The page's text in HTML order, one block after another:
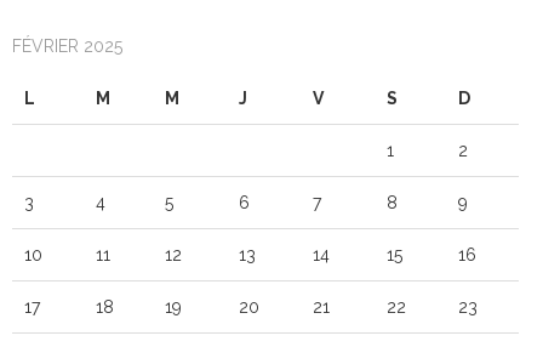
FÉVRIER 2025
L M M J V S D
1 2
3 4 5 6 7 8 9
10 11 12 13 14 15 16
17 18 19 20 21 22 23